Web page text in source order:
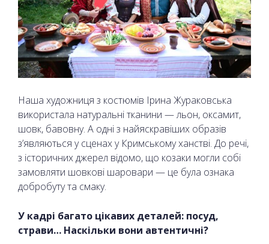
Наша художниця з костюмів Ірина Жураковська
використала натуральні тканини — льон, оксамит,
шовк, бавовну. А одні з найяскравіших образів
з’являються у сценах у Кримському ханстві. До речі,
з історичних джерел відомо, що козаки могли собі
замовляти шовкові шаровари — це була ознака
добробуту та смаку.
У кадрі багато цікавих деталей: посуд,
страви… Наскільки вони автентичні?